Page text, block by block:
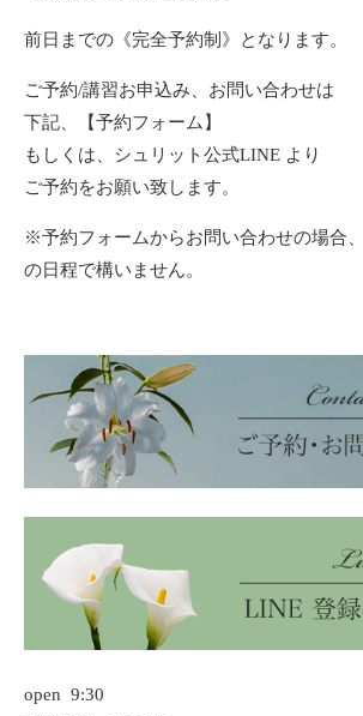
前日までの《完全予約制》となります。
ご予約/講習お申込み、お問い合わせは
下記、【予約フォーム】
もしくは、シュリット公式LINE より
ご予約をお願い致します。
※予約フォームからお問い合わせの場合
の日程で構いません。
open 9:30